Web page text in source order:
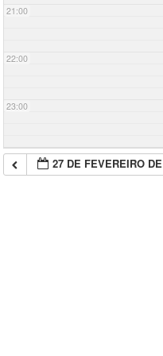
21:00
22:00
23:00
27 DE FEVEREIRO